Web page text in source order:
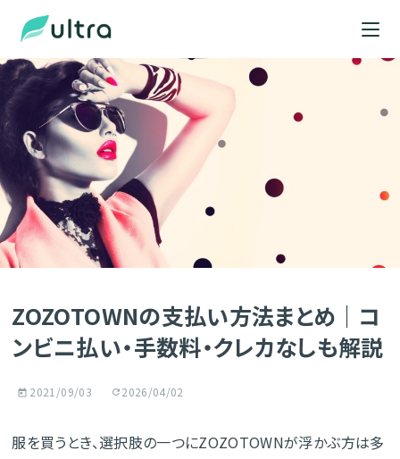
ZOZOTOWNの支払い方法まとめ｜コ
ンビニ払い・手数料・クレカなしも解説
2021/09/03 2026/04/02
服を買うとき、選択肢の一つにZOZOTOWNが浮かぶ方は多